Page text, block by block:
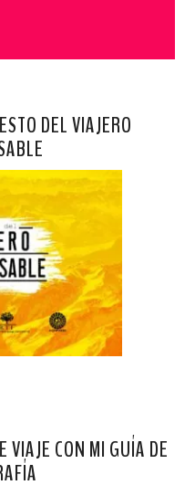
DEL VIAJERO
VIAJE CON MI GUÍA DE